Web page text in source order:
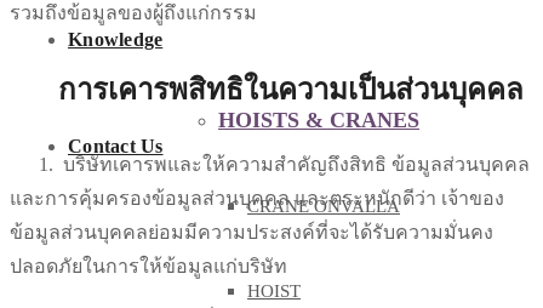
Knowledge
Contact Us
HOISTS & CRANES
CRANE ONVALLA
HOIST
รวมถึงข้อมูลของผู้ถึงแก่กรรม
การเคารพสิทธิในความเป็นส่วนบุคคล
1. บริษัทเคารพและให้ความสำคัญถึงสิทธิ ข้อมูลส่วนบุคคล
และการคุ้มครองข้อมูลส่วนบุคคล และตระหนักดีว่า เจ้าของ
ข้อมูลส่วนบุคคลย่อมมีความประสงค์ที่จะได้รับความมั่นคง
ปลอดภัยในการให้ข้อมูลแก่บริษัท